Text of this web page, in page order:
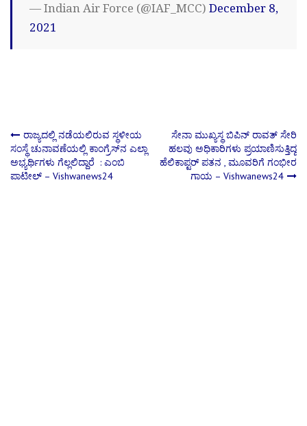
— Indian Air Force (@IAF_MCC) December 8,
2021
Post
navigation
ರಾಜ್ಯದಲ್ಲಿ ನಡೆಯಲಿರುವ ಸ್ಥಳೀಯ
ಸಂಸ್ಥೆ ಚುನಾವಣೆಯಲ್ಲಿ ಕಾಂಗ್ರೆಸ್‌ನ ಎಲ್ಲಾ
ಅಭ್ಯರ್ಥಿಗಳು ಗೆಲ್ಲಲಿದ್ದಾರೆ : ಎಂಬಿ
ಪಾಟೀಲ್‌ – Vishwanews24
ಸೇನಾ ಮುಖ್ಯಸ್ಥ ಬಿಪಿನ್ ರಾವತ್ ಸೇರಿ
ಹಲವು ಅಧಿಕಾರಿಗಳು ಪ್ರಯಾಣಿಸುತ್ತಿದ್ದ
ಹೆಲಿಕಾಪ್ಟರ್ ಪತನ , ಮೂವರಿಗೆ ಗಂಭೀರ
ಗಾಯ – Vishwanews24